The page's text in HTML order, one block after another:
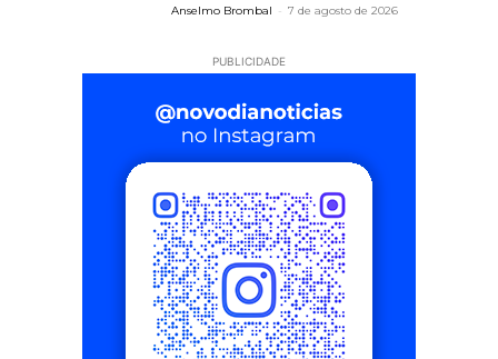
Anselmo Brombal - 7 de agosto de 2026
PUBLICIDADE